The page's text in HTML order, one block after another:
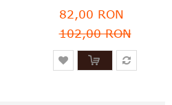
82,00 RON
102,00 RON